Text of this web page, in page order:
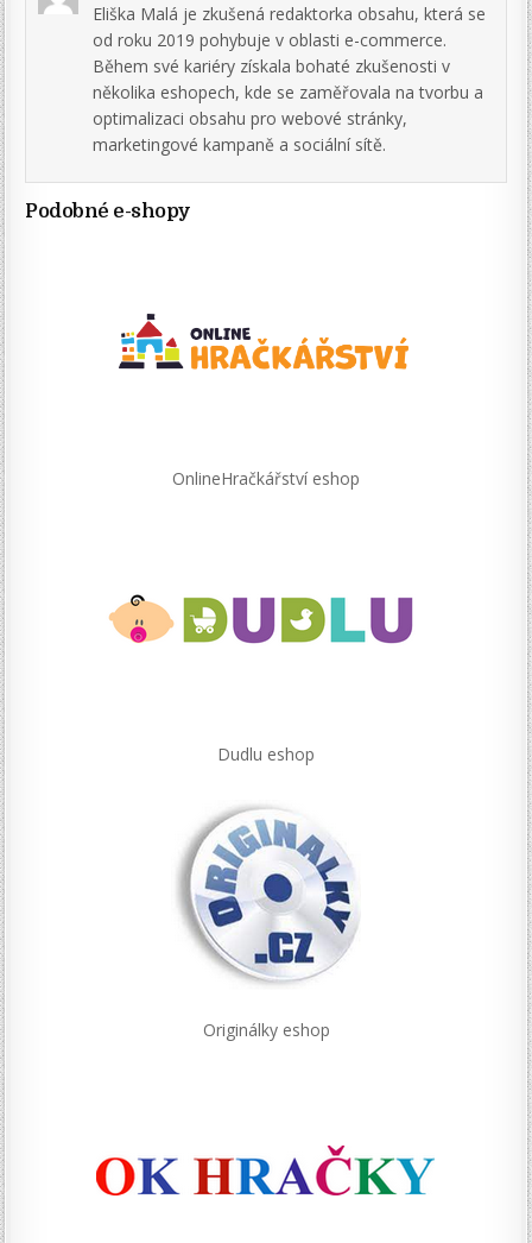
Eliška Malá je zkušená redaktorka obsahu, která se
od roku 2019 pohybuje v oblasti e-commerce.
Během své kariéry získala bohaté zkušenosti v
několika eshopech, kde se zaměřovala na tvorbu a
optimalizaci obsahu pro webové stránky,
marketingové kampaně a sociální sítě.
Podobné e-shopy
OnlineHračkářství eshop
Dudlu eshop
Originálky eshop